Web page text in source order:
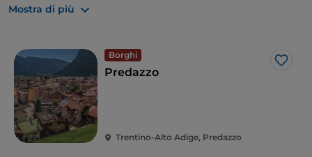
in Valmaggiore, si incontra il Bosco che Suona, dove
musicisti di fama internazionale.
Mostra di più
Borghi
Like
Predazzo
Trentino-Alto Adige, Predazzo